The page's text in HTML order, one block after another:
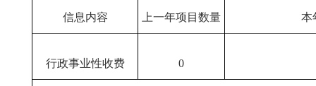
信息内容 上一年项目数量 本
行政事业性收费 0